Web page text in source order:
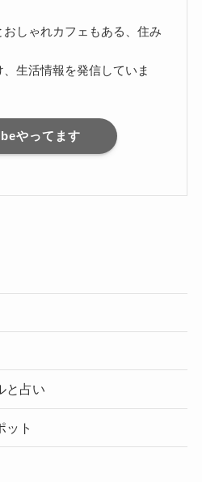
しゃれカフェもある、住み
生活情報を発信していま
やってます
と占い
ット